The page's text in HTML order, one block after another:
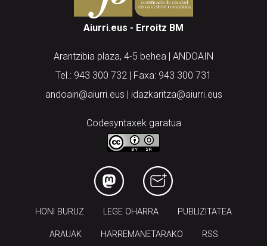
Aiurri.eus - Erroitz BM
Arantzibia plaza, 4-5 behea | ANDOAIN
Tel.: 943 300 732 | Faxa: 943 300 731
andoain@aiurri.eus | idazkaritza@aiurri.eus
Codesyntaxek garatua
HONI BURUZ LEGE OHARRA PUBLIZITATEA
ARAUAK HARREMANETARAKO RSS